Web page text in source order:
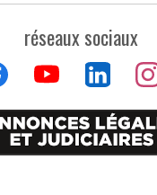
réseaux sociaux